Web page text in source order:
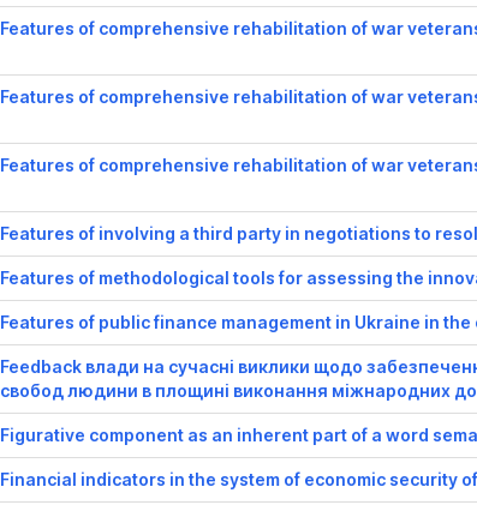
Features of comprehensive rehabilitation of war
Features of comprehensive rehabilitation of war
Features of comprehensive rehabilitation of war
Features of involving a third party in negotiations to
Features of methodological tools for assessing the
Features of public finance management in Ukraine in the
Feedback влади на сучасні виклики щодо
свобод людини в площині виконання міжнародних
Figurative component as an inherent part of a word
Financial indicators in the system of economic security